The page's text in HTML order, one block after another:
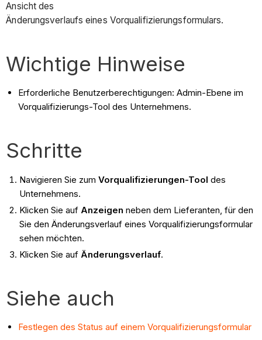
Ansicht des
Änderungsverlaufs eines Vorqualifizierungsformulars.
Wichtige Hinweise
Erforderliche Benutzerberechtigungen: Admin-Ebene im
Vorqualifizierungs-Tool des Unternehmens.
Schritte
Navigieren Sie zum Vorqualifizierungen-Tool des
Unternehmens.
Klicken Sie auf Anzeigen neben dem Lieferanten, für den
Sie den Änderungsverlauf eines Vorqualifizierungsformular
sehen möchten.
Klicken Sie auf Änderungsverlauf.
Siehe auch
Festlegen des Status auf einem Vorqualifizierungsformular